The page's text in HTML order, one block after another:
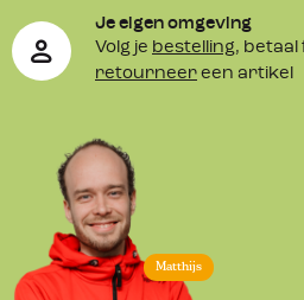
Matthijs
Je eigen omgeving
Volg je bestelling,
retourneer een artikel